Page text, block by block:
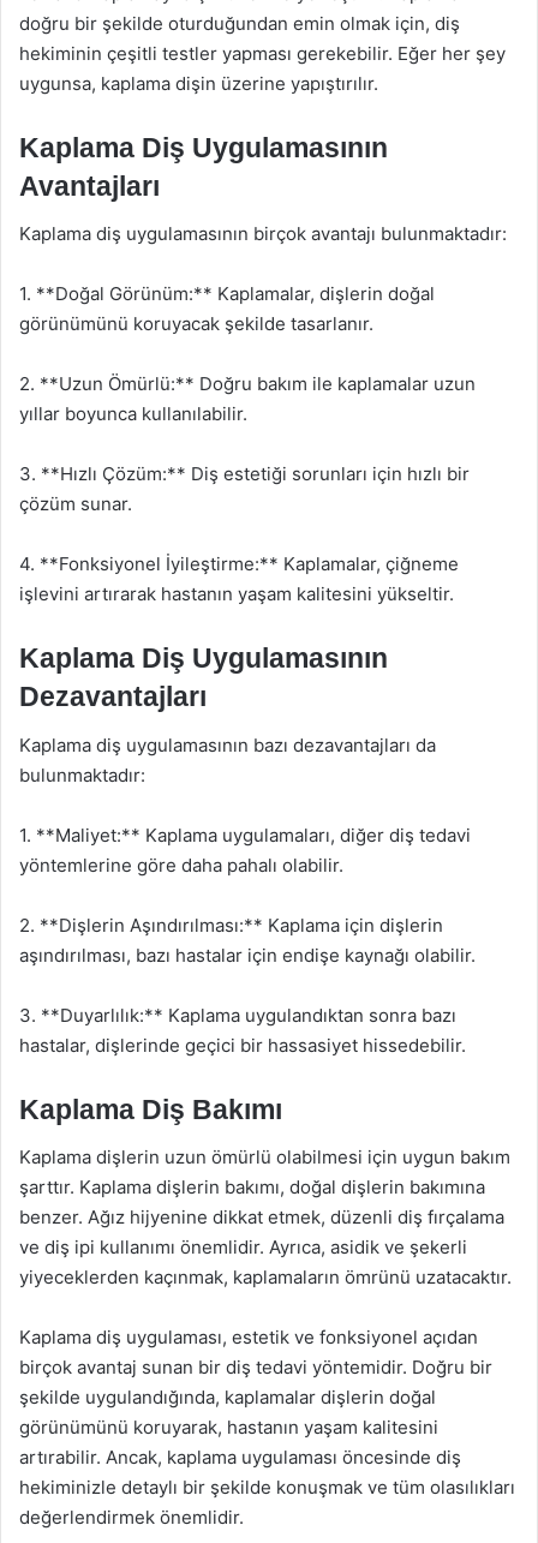
doğru bir şekilde oturduğundan emin olmak için, diş
hekiminin çeşitli testler yapması gerekebilir. Eğer her şey
uygunsa, kaplama dişin üzerine yapıştırılır.
Kaplama Diş Uygulamasının
Avantajları
Kaplama diş uygulamasının birçok avantajı bulunmaktadır:
1. **Doğal Görünüm:** Kaplamalar, dişlerin doğal
görünümünü koruyacak şekilde tasarlanır.
2. **Uzun Ömürlü:** Doğru bakım ile kaplamalar uzun
yıllar boyunca kullanılabilir.
3. **Hızlı Çözüm:** Diş estetiği sorunları için hızlı bir
çözüm sunar.
4. **Fonksiyonel İyileştirme:** Kaplamalar, çiğneme
işlevini artırarak hastanın yaşam kalitesini yükseltir.
Kaplama Diş Uygulamasının
Dezavantajları
Kaplama diş uygulamasının bazı dezavantajları da
bulunmaktadır:
1. **Maliyet:** Kaplama uygulamaları, diğer diş tedavi
yöntemlerine göre daha pahalı olabilir.
2. **Dişlerin Aşındırılması:** Kaplama için dişlerin
aşındırılması, bazı hastalar için endişe kaynağı olabilir.
3. **Duyarlılık:** Kaplama uygulandıktan sonra bazı
hastalar, dişlerinde geçici bir hassasiyet hissedebilir.
Kaplama Diş Bakımı
Kaplama dişlerin uzun ömürlü olabilmesi için uygun bakım
şarttır. Kaplama dişlerin bakımı, doğal dişlerin bakımına
benzer. Ağız hijyenine dikkat etmek, düzenli diş fırçalama
ve diş ipi kullanımı önemlidir. Ayrıca, asidik ve şekerli
yiyeceklerden kaçınmak, kaplamaların ömrünü uzatacaktır.
Kaplama diş uygulaması, estetik ve fonksiyonel açıdan
birçok avantaj sunan bir diş tedavi yöntemidir. Doğru bir
şekilde uygulandığında, kaplamalar dişlerin doğal
görünümünü koruyarak, hastanın yaşam kalitesini
artırabilir. Ancak, kaplama uygulaması öncesinde diş
hekiminizle detaylı bir şekilde konuşmak ve tüm olasılıkları
değerlendirmek önemlidir.